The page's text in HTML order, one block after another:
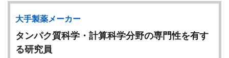
大手製薬メーカー
タンパク質科学・計算科学分野の専門性を有す
る研究員